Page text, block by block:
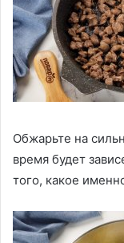
Обжарьте на
время будет
того, какое